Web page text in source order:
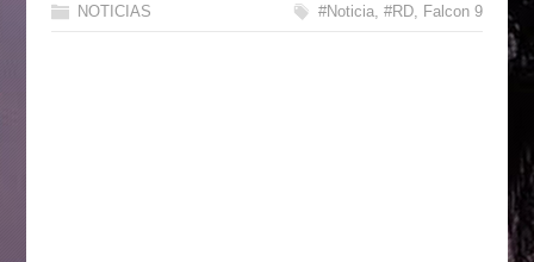
NOTICIAS #Noticia ,#RD Falcon 9